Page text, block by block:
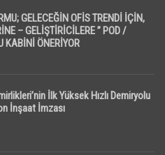
GELECEĞİN OFİS TRENDİ İÇİN,
– GELİŞTİRİCİLERE ” POD /
KABİNİ ÖNERİYOR
İlk Yüksek Hızlı Demiryolu
İnşaat İmzası